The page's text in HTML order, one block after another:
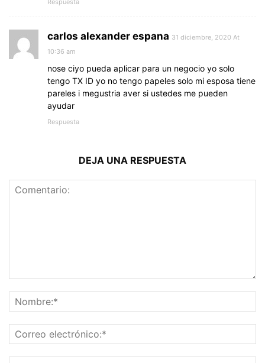
Respuesta
carlos alexander espana 31 diciembre, 2020 At
10:36 am
nose ciyo pueda aplicar para un negocio yo solo
tengo TX ID yo no tengo papeles solo mi esposa tiene
pareles i megustria aver si ustedes me pueden
ayudar
Respuesta
DEJA UNA RESPUESTA